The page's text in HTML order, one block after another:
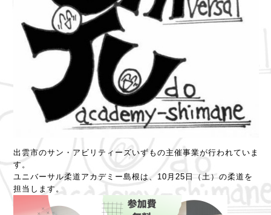
出雲市のサン・アビリティーズいずもの主催事業が行われていま
す。
ユニバーサル柔道アカデミー島根は、10月25日（土）の柔道を
担当します。